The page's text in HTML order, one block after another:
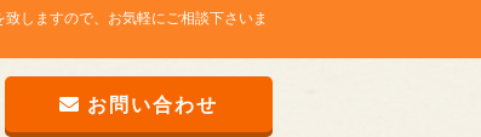
しますので、お気軽にご相談下さいま
お問い合わせ